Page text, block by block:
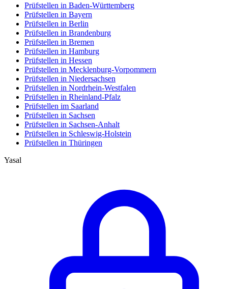
Prüfstellen in Baden-Württemberg
Prüfstellen in Bayern
Prüfstellen in Berlin
Prüfstellen in Brandenburg
Prüfstellen in Bremen
Prüfstellen in Hamburg
Prüfstellen in Hessen
Prüfstellen in Mecklenburg-Vorpommern
Prüfstellen in Niedersachsen
Prüfstellen in Nordrhein-Westfalen
Prüfstellen in Rheinland-Pfalz
Prüfstellen im Saarland
Prüfstellen in Sachsen
Prüfstellen in Sachsen-Anhalt
Prüfstellen in Schleswig-Holstein
Prüfstellen in Thüringen
Yasal